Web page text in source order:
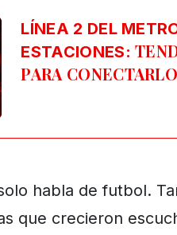
LÍNEA 2 DEL
ESTACIONES:
PARA
habla de futbol.
que crecieron